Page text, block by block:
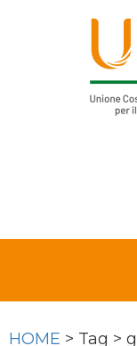
HOME > Tag >